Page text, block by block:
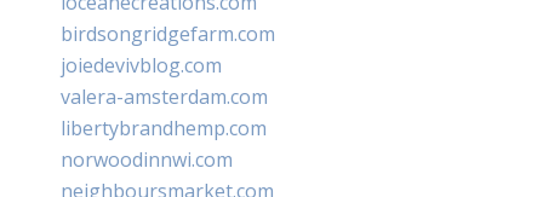
birdsongridgefarm.com
joiedevivblog.com
valera-amsterdam.com
libertybrandhemp.com
norwoodinnwi.com
neighboursmarket.com